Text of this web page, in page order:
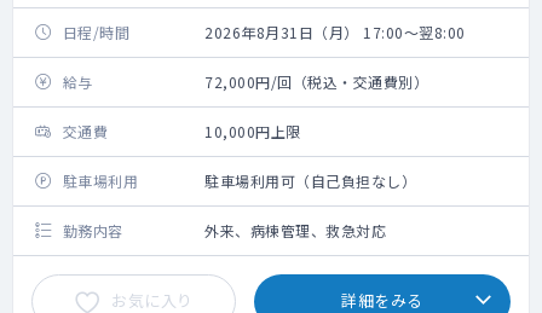
日程/時間 2026年8月31日（月） 17:00～翌8:00
給与 72,000円/回（税込・交通費別）
交通費 10,000円上限
駐車場利用 駐車場利用可（自己負担なし）
勤務内容 外来、病棟管理、救急対応
お気に入り 詳細をみる